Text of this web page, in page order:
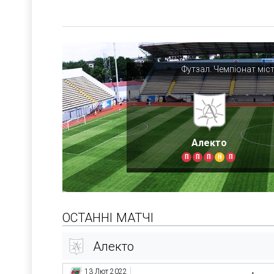
Футзал. Чемпіонат
Алекто
П П П Н П
ОСТАННІ МАТЧІ
Алекто
13 Лют 2022